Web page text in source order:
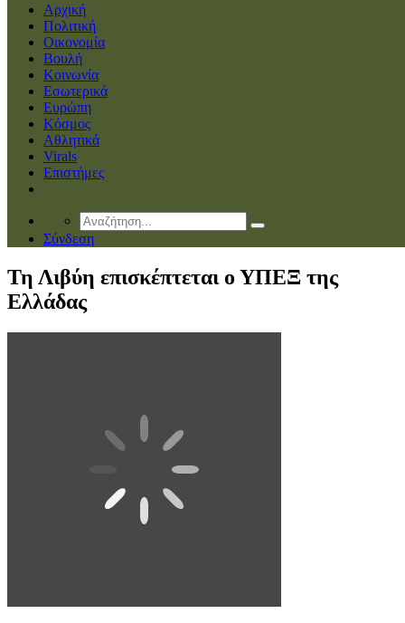
Αρχική
Πολιτική
Οικονομία
Βουλή
Κοινωνία
Εσωτερικά
Ευρώπη
Κόσμος
Αθλητικά
Virals
Επιστήμες
Σύνδεση
Τη Λιβύη επισκέπτεται ο ΥΠΕΞ της
Ελλάδας